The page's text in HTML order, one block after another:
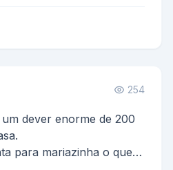
254
dever enorme de 200
para mariazinha o que